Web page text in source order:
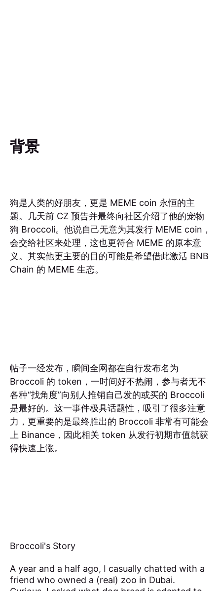
背景
狗是人类的好朋友，更是 MEME coin 永恒的主
题。几天前 CZ 预告并最终向社区介绍了他的宠物
狗 Broccoli。他说自己无意为其发行 MEME coin，
会交给社区来处理，这也更符合 MEME 的原本意
义。其实他更主要的目的可能是希望借此激活 BNB
Chain 的 MEME 生态。
帖子一经发布，瞬间全网都在自行发布名为
Broccoli 的 token，一时间好不热闹，参与者无不
各种“找角度”向别人推销自己发的或买的 Broccoli
是最好的。这一事件极具话题性，吸引了很多注意
力，更重要的是最终胜出的 Broccoli 非常有可能会
上 Binance，因此相关 token 从发行初期市值就获
得快速上涨。
Broccoli's Story
A year and a half ago, I casually chatted with a
friend who owned a (real) zoo in Dubai.